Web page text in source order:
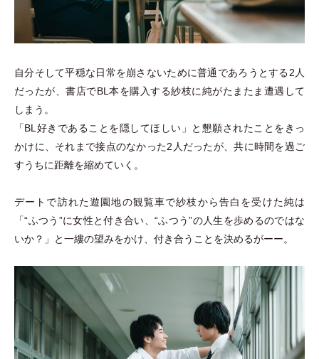
自分そして平穏な日常を崩さないために普通であろうとする2人
だったが、書店でBL本を購入する紗枝に純がたまたま遭遇して
しまう。
「BL好きであることを隠してほしい 」
と懇願されたことをきっ
かけに、それまで接点のなかった2人だったが、共に時間を過ご
すうちに距離を縮めていく。
デートで訪れた遊園地の観覧車で紗枝から告白を受けた純は
「“ふつう”に⼥性と付き合い、“ふつう”の人生を歩めるのではな
いか？ 」 と一縷の望みをかけ、付き合うことを決めるがーー。